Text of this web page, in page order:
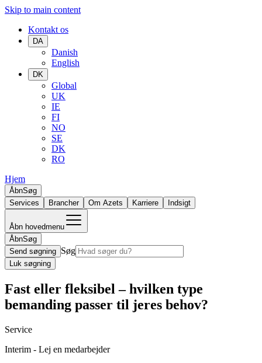
Skip to main content
Kontakt os
DA
Danish
English
DK
Global
UK
IE
FI
NO
SE
DK
RO
Hjem
ÅbnSøg
Services
Brancher Om Azets Karriere Indsigt
Åbn hovedmenu
ÅbnSøg
Send søgning Søg
Luk søgning
Fast eller fleksibel – hvilken type
bemanding passer til jeres behov?
Service
Interim - Lej en medarbejder